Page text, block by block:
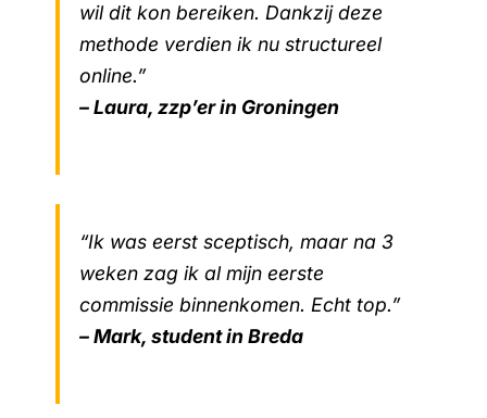
wil dit kon bereiken. Dankzij deze
methode verdien ik nu structureel
online.”
– Laura, zzp’er in Groningen
“Ik was eerst sceptisch, maar na 3
weken zag ik al mijn eerste
commissie binnenkomen. Echt top.”
– Mark, student in Breda